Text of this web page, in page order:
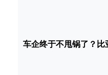
车企终于不甩锅了？比